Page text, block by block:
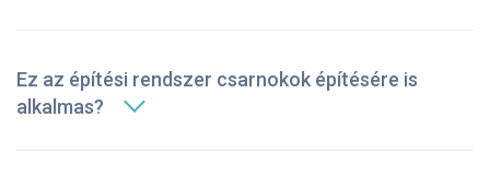
Ez az építési rendszer csarnokok építésére is
alkalmas?